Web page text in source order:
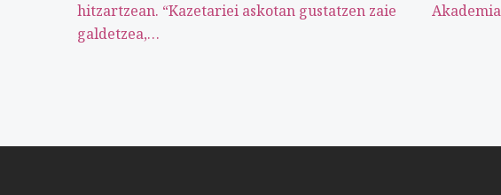
hitzartzean. “Kazetariei askotan gustatzen zaie
galdetzea,…